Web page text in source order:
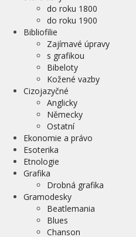
do roku 1800
do roku 1900
Bibliofilie
Zajímavé úpravy
s grafikou
Bibeloty
Kožené vazby
Cizojazyčné
Anglicky
Německy
Ostatní
Ekonomie a právo
Esoterika
Etnologie
Grafika
Drobná grafika
Gramodesky
Beatlemania
Blues
Chanson